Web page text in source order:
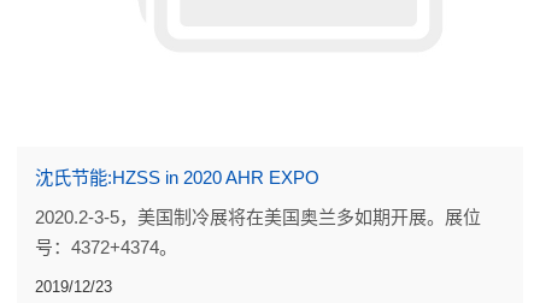
沈氏节能:HZSS in 2020 AHR EXPO
2020.2-3-5，美国制冷展将在美国奥兰多如期开展。展位
号：4372+4374。
2019/12/23